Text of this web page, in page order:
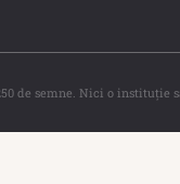
de semne. Nici o